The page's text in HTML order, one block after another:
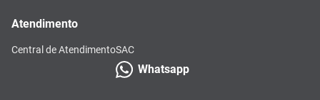
Atendimento
Central de AtendimentoSAC
Whatsapp